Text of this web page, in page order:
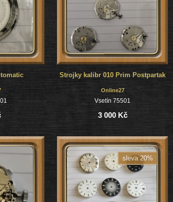
Strojky kalibr 010 Prim Postpartak
Online27
Vsetín 75501
3 000 Kč
sleva 20%